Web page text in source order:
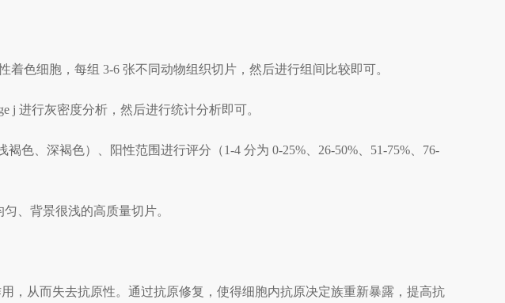
色细胞，每组 3-6 张不同动物组织切片，然后进行组间比较即可。
j 进行灰密度分析，然后进行统计分析即可。
色、深褐色）、阳性范围进行评分（1-4 分为 0-25%、26-50%、51-75%、76-
、背景很浅的高质量切片。
，从而失去抗原性。通过抗原修复，使得细胞内抗原决定族重新暴露，提高抗